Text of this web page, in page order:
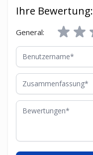
Ihre Bewertung:
General:
Benutzername
Zusammenfassung
Bewertungen